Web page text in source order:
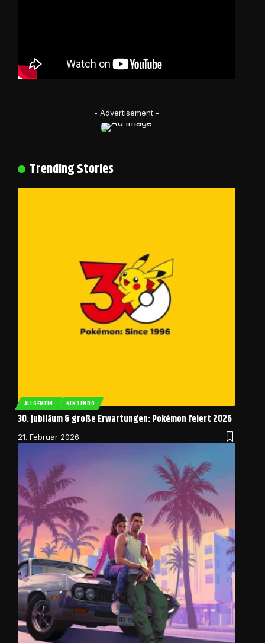
- Advertisement -
Trending Stories
ALLGEMEIN NINTENDO
30. Jubiläum & große Erwartungen: Pokémon feiert 2026
21. Februar 2026